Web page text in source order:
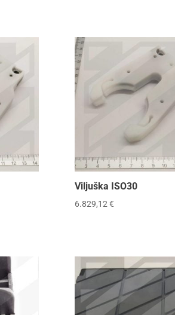
Viljuška ISO30
6.829,12 €